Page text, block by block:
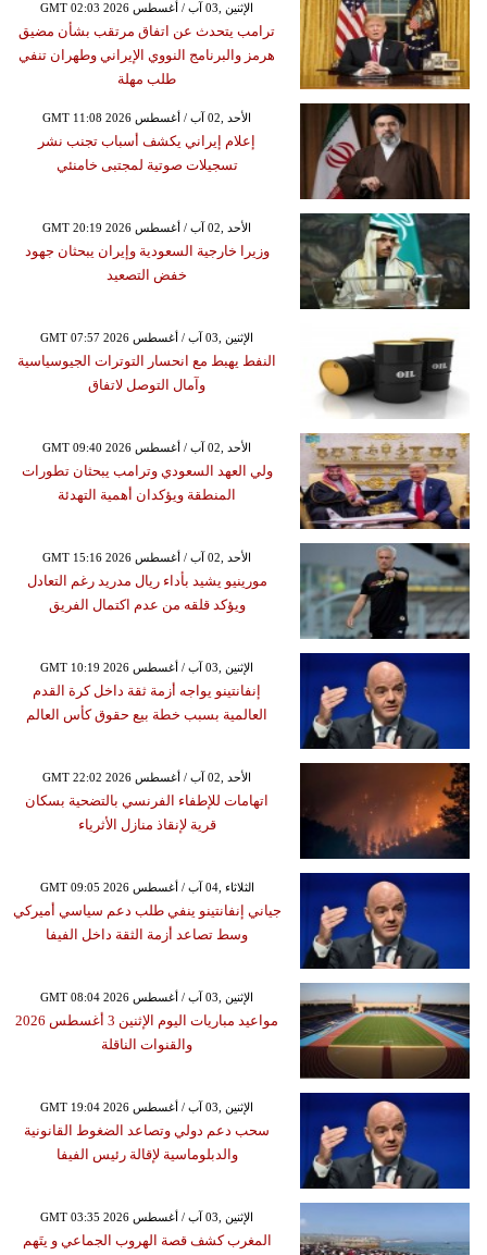
GMT 02:03 2026 الإثنين ,03 آب / أغسطس
ترامب يتحدث عن اتفاق مرتقب بشأن مضيق
هرمز والبرنامج النووي الإيراني وطهران تنفي
طلب مهلة
GMT 11:08 2026 الأحد ,02 آب / أغسطس
إعلام إيراني يكشف أسباب تجنب نشر
تسجيلات صوتية لمجتبى خامنئي
GMT 20:19 2026 الأحد ,02 آب / أغسطس
وزيرا خارجية السعودية وإيران يبحثان جهود
خفض التصعيد
GMT 07:57 2026 الإثنين ,03 آب / أغسطس
النفط يهبط مع انحسار التوترات الجيوسياسية
وآمال التوصل لاتفاق
GMT 09:40 2026 الأحد ,02 آب / أغسطس
ولي العهد السعودي وترامب يبحثان تطورات
المنطقة ويؤكدان أهمية التهدئة
GMT 15:16 2026 الأحد ,02 آب / أغسطس
مورينيو يشيد بأداء ريال مدريد رغم التعادل
ويؤكد قلقه من عدم اكتمال الفريق
GMT 10:19 2026 الإثنين ,03 آب / أغسطس
إنفانتينو يواجه أزمة ثقة داخل كرة القدم
العالمية بسبب خطة بيع حقوق كأس العالم
GMT 22:02 2026 الأحد ,02 آب / أغسطس
اتهامات للإطفاء الفرنسي بالتضحية بسكان
قرية لإنقاذ منازل الأثرياء
GMT 09:05 2026 الثلاثاء ,04 آب / أغسطس
جياني إنفانتينو ينفي طلب دعم سياسي أميركي
وسط تصاعد أزمة الثقة داخل الفيفا
GMT 08:04 2026 الإثنين ,03 آب / أغسطس
مواعيد مباريات اليوم الإثنين 3 أغسطس 2026
والقنوات الناقلة
GMT 19:04 2026 الإثنين ,03 آب / أغسطس
سحب دعم دولي وتصاعد الضغوط القانونية
والدبلوماسية لإقالة رئيس الفيفا
GMT 03:35 2026 الإثنين ,03 آب / أغسطس
المغرب كشف قصة الهروب الجماعي و يتَهم